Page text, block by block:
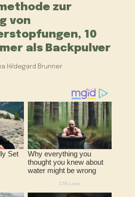
zur
von
10
als Backpulver
Hildegard Brunner